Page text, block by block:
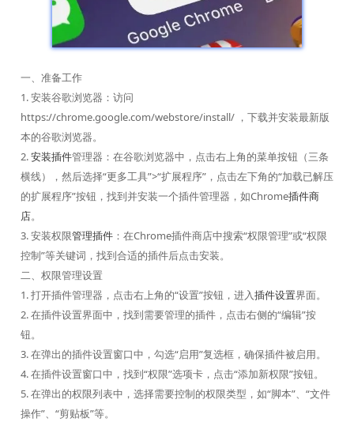
一、准备工作
1. 安装谷歌浏览器：访问
https://chrome.google.com/webstore/install/ ，下载并安装最新版
本的谷歌浏览器。
2.安装插件管理器：在谷歌浏览器中，点击右上角的菜单按钮（三条
横线），然后选择“更多工具”>“扩展程序”，点击左下角的“加载已解压
的扩展程序”按钮，找到并安装一个插件管理器，如Chrome插件商
店。
3. 安装权限管理插件：在Chrome插件商店中搜索“权限管理”或“权限
控制”等关键词，找到合适的插件后点击安装。
二、权限管理设置
1. 打开插件管理器，点击右上角的“设置”按钮，进入插件设置界面。
2. 在插件设置界面中，找到需要管理的插件，点击右侧的“编辑”按
钮。
3. 在弹出的插件设置窗口中，勾选“启用”复选框，确保插件被启用。
4. 在插件设置窗口中，找到“权限”选项卡，点击“添加新权限”按钮。
5. 在弹出的权限列表中，选择需要控制的权限类型，如“脚本”、“文件
操作”、“剪贴板”等。